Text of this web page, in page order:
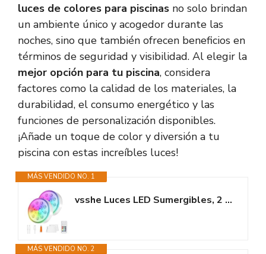
luces de colores para piscinas no solo brindan
un ambiente único y acogedor durante las
noches, sino que también ofrecen beneficios en
términos de seguridad y visibilidad. Al elegir la
mejor opción para tu piscina, considera
factores como la calidad de los materiales, la
durabilidad, el consumo energético y las
funciones de personalización disponibles.
¡Añade un toque de color y diversión a tu
piscina con estas increíbles luces!
MÁS VENDIDO NO. 1
vsshe Luces LED Sumergibles, 2 Piezas Luces Piscina Recargable con Mando,...
MÁS VENDIDO NO. 2